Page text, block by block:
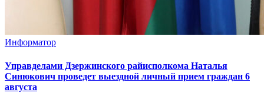
Информатор
Управделами Дзержинского райисполкома Наталья
Синюкович проведет выездной личный прием граждан 6
августа